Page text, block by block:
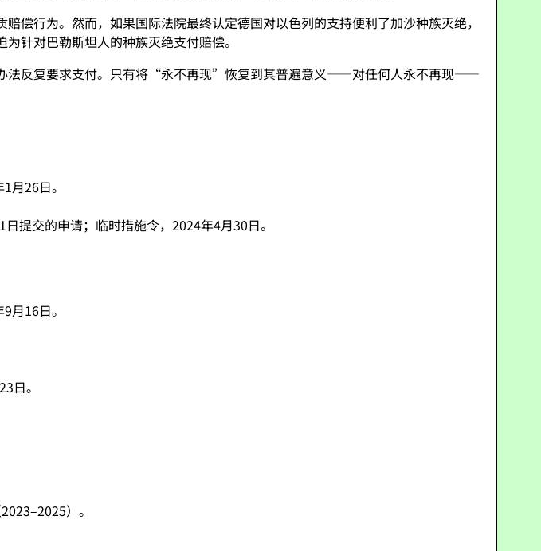
行为。然而，如果国际法院最终认定德国对以色列的支持便利了加沙种族灭绝，
针对巴勒斯坦人的种族灭绝支付赔偿。
法反复要求支付。只有将“永不再现”恢复到其普遍意义——对任何人永不再现——
月26日。
日提交的申请；临时措施令，2024年4月30日。
月16日。
日。
）。